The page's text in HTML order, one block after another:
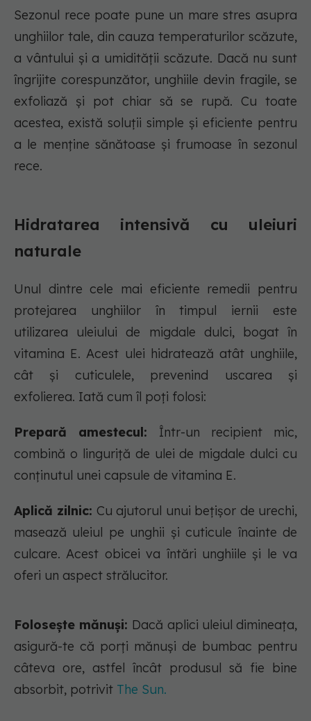
Sezonul rece poate pune un mare stres asupra
unghiilor tale, din cauza temperaturilor scăzute,
a vântului și a umidității scăzute. Dacă nu sunt
îngrijite corespunzător, unghiile devin fragile, se
exfoliază și pot chiar să se rupă. Cu toate
acestea, există soluții simple și eficiente pentru
a le menține sănătoase și frumoase în sezonul
rece.
Hidratarea intensivă cu uleiuri
naturale
Unul dintre cele mai eficiente remedii pentru
protejarea unghiilor în timpul iernii este
utilizarea uleiului de migdale dulci, bogat în
vitamina E. Acest ulei hidratează atât unghiile,
cât și cuticulele, prevenind uscarea și
exfolierea. Iată cum îl poți folosi:
Prepară amestecul: Într-un recipient mic,
combină o linguriță de ulei de migdale dulci cu
conținutul unei capsule de vitamina E.
Aplică zilnic: Cu ajutorul unui bețișor de urechi,
masează uleiul pe unghii și cuticule înainte de
culcare. Acest obicei va întări unghiile și le va
oferi un aspect strălucitor.
Folosește mănuși: Dacă aplici uleiul dimineața,
asigură-te că porți mănuși de bumbac pentru
câteva ore, astfel încât produsul să fie bine
absorbit, potrivit The Sun.